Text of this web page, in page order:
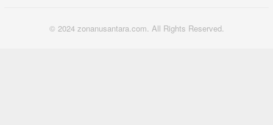
© 2024 zonanusantara.com. All Rights Reserved.